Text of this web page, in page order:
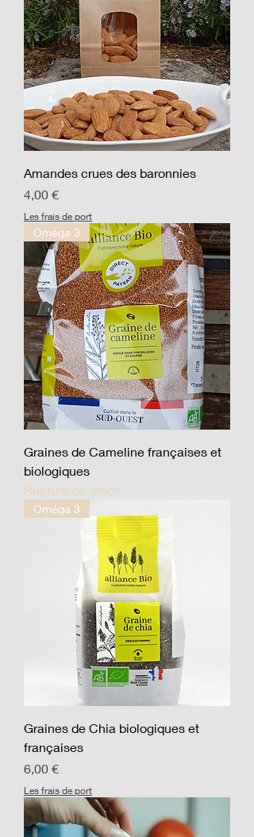
Amandes crues des baronnies
Prix
4,00 €
Les frais de port
Oméga 3
Graines de Cameline françaises et
biologiques
Rupture de stock
Oméga 3
Graines de Chia biologiques et
françaises
Prix
6,00 €
Les frais de port